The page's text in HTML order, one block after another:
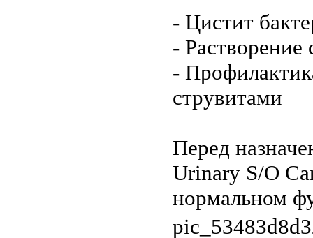
- Цистит
- Растворение
-
струвитами
Перед
Urinary S/O
нормальном